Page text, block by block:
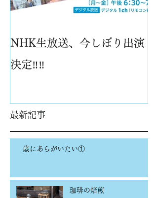
NHK生放送、今しぼり出演
決定‼️‼️
最新記事
歳にあらがいたい①
珈琲の焙煎